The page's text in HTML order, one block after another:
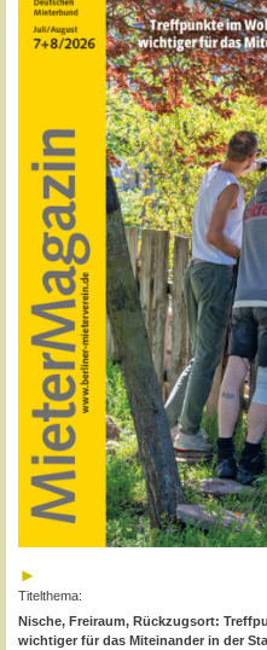
Titelthema:
Nische, Freiraum, Rückzugsort:
wichtiger für das Miteinander in der